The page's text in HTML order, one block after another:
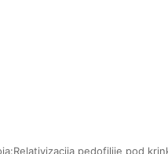
pedofilije pod